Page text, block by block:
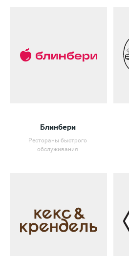
Блинбери
Рестораны быстрого
обслуживания